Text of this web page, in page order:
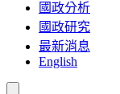
國政分析
國政研究
最新消息
English